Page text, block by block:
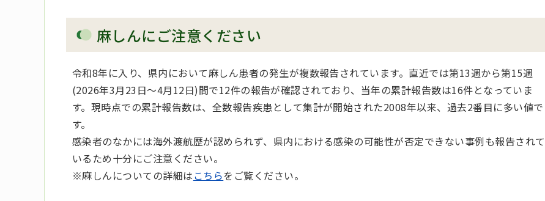
麻しんにご注意ください
令和8年に入り、県内において麻しん患者の発生が複数報告されています。直近では第13週から第15週
(2026年3月23日～4月12日)間で12件の報告が確認されており、当年の累計報告数は16件となっていま
す。現時点での累計報告数は、全数報告疾患として集計が開始された2008年以来、過去2番目に多い値で
す。
感染者のなかには海外渡航歴が認められず、県内における感染の可能性が否定できない事例も報告されて
いるため十分にご注意ください。
※麻しんについての詳細はこちらをご覧ください。